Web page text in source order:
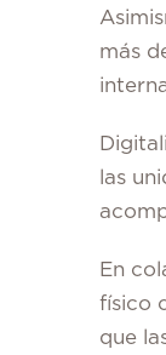
más
las
En
físico
que